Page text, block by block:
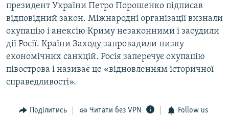
президент України Петро Порошенко підписав
відповідний закон. Міжнародні організації визнали
окупацію і анексію Криму незаконними і засудили
дії Росії. Країни Заходу запровадили низку
економічних санкцій. Росія заперечує окупацію
півострова і називає це «відновленням історичної
справедливості».
Поділитись Читати без VPN Follow us